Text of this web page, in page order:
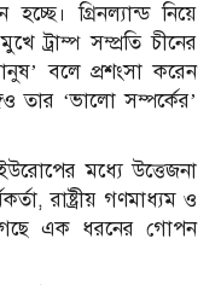
গ্রিনল্যান্ড নিয়ে
ট্রাম্প সম্প্রতি চীনের
বলে প্রশংসা করেন
তার ‘ভালো সম্পর্কের’
মধ্যে উত্তেজনা
রাষ্ট্রীয় গণমাধ্যম ও
গেছে এক ধরনের গোপন